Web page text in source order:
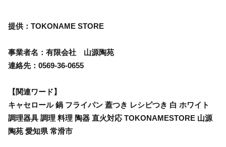
提供：TOKONAME STORE
事業者名：有限会社 山源陶苑
連絡先：0569-36-0655
【関連ワード】
キャセロール 鍋 フライパン 蓋つき レシピつき 白 ホワイト
調理器具 調理 料理 陶器 直火対応 TOKONAMESTORE 山源
陶苑 愛知県 常滑市